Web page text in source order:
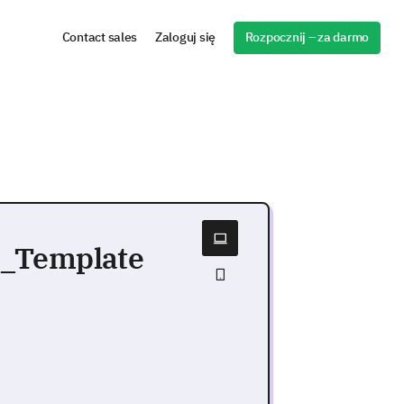
Contact sales Zaloguj się Rozpocznij – za darmo